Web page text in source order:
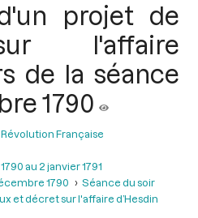
projet de
l'affaire
de la séance
1790
Française
au 2 janvier 1791
1790
Séance du soir
et décret sur l'affaire d’Hesdin